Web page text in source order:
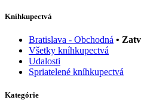
Kníhkupectvá
Bratislava - Obchodná •
Všetky kníhkupectvá
Udalosti
Spriatelené kníhkupectvá
Kategórie